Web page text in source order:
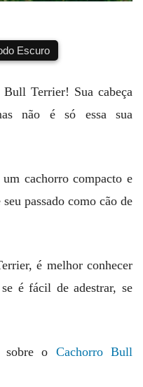
Escuro
Terrier! Sua cabeça
não é só essa sua
cachorro compacto e
passado como cão de
é melhor conhecer
é fácil de adestrar, se
sobre o Cachorro Bull